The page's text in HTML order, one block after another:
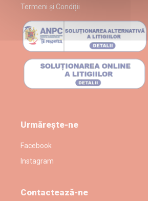
Termeni și Condiții
Urmărește-ne
Facebook
Instagram
Contactează-ne